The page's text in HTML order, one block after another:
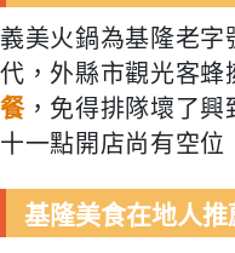
義美火鍋為基隆老
代，外縣市觀光客蜂
餐，免得排隊壞了興
十一點開店尚有空位
基隆美食在地人